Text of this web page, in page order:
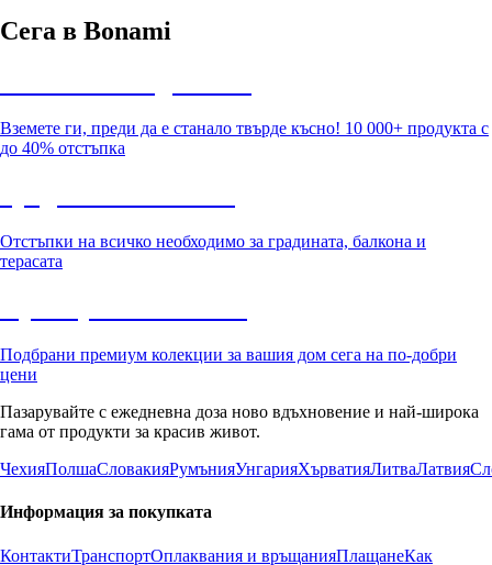
Сега в Bonami
Вземете ги, преди да е станало твърде късно! 10 000+ продукта с
до 40% отстъпка
Отстъпки на всичко необходимо за градината, балкона и
терасата
Подбрани премиум колекции за вашия дом сега на по-добри
цени
Пазарувайте с ежедневна доза ново вдъхновение и най-широка
гама от продукти за красив живот.
ЧехияПолшаСловакияРумънияУнгарияХърватияЛитваЛатвия
Информация за покупката
КонтактиТранспортОплаквания и връщанияПлащанеКак